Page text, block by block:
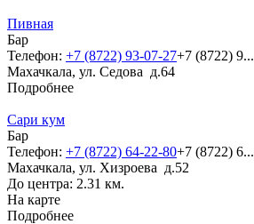
Пивная
Бар
Телефон: +7 (8722) 93-07-27+7 (8722) 9...
Махачкала, ул. Седова д.64
Подробнее
Сари кум
Бар
Телефон: +7 (8722) 64-22-80+7 (8722) 6...
Махачкала, ул. Хизроева д.52
До центра: 2.31 км.
На карте
Подробнее